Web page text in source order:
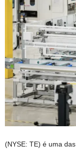
(NYSE: TE) é uma das